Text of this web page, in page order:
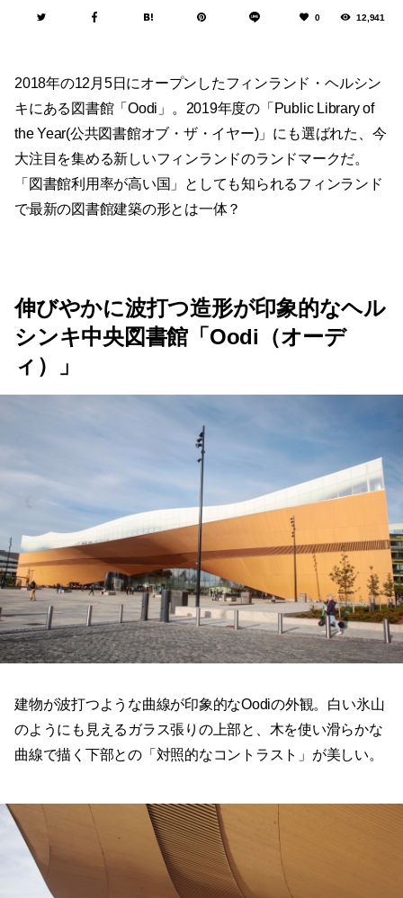
0 12,941
2018年の12月5日にオープンしたフィンランド・ヘルシン
キにある図書館「Oodi」。2019年度の「Public Library of
the Year(公共図書館オブ・ザ・イヤー)」にも選ばれた、今
大注目を集める新しいフィンランドのランドマークだ。
「図書館利用率が高い国」としても知られるフィンランド
で最新の図書館建築の形とは一体？
伸びやかに波打つ造形が印象的なヘル
シンキ中央図書館「Oodi（オーデ
ィ）」
建物が波打つような曲線が印象的なOodiの外観。白い氷山
のようにも見えるガラス張りの上部と、木を使い滑らかな
曲線で描く下部との「対照的なコントラスト」が美しい。